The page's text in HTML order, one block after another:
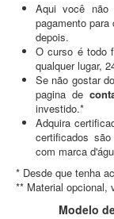
Aqui você não
pagamento
depois.
O curso é todo
qualquer lugar,
Se não gostar
pagina de
investido.*
Adquira
certificados
com marca
* Desde que tenha
** Material opcional,
Modelo